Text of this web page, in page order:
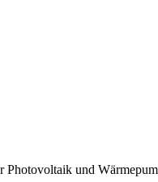
Photovoltaik und